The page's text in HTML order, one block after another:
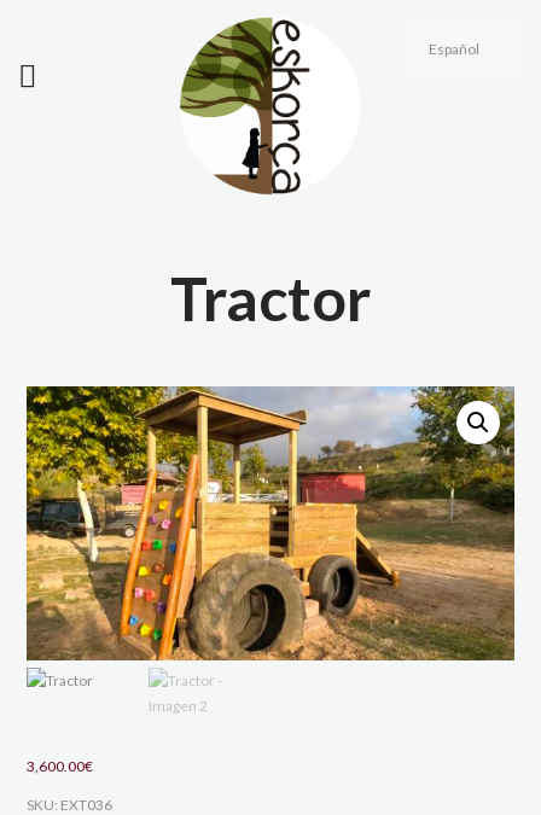
Tractor
3,600.00€
SKU: EXT036